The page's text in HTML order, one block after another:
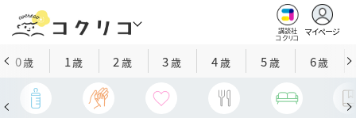
講談社
コクリコ
マイページ
0歳 1歳 2 歳 3歳 4歳 5歳 6歳